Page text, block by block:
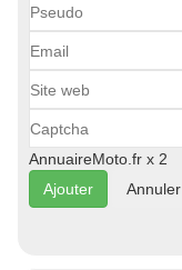
AnnuaireMoto.fr x 2
Annuler